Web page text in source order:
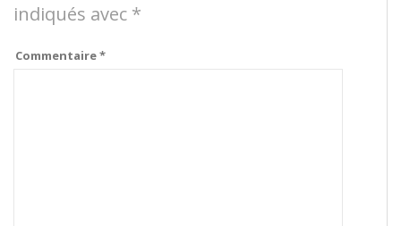
indiqués avec *
Commentaire*